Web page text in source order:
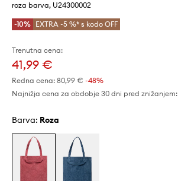
roza barva, U24300002
-10% EXTRA -5 %* s kodo OFF
Trenutna cena:
41,99 €
Redna cena: 80,99 € -48%
Najnižja cena za obdobje 30 dni pred znižanjem:
Barva: roza